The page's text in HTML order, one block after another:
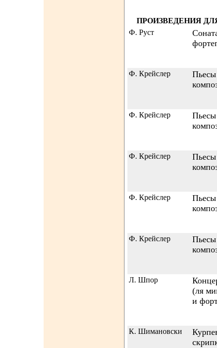
ПРОИЗВЕДЕНИЯ
Ф. Руст
Ф. Крейслер
Пьесы
Ф. Крейслер
Пьесы
Ф. Крейслер
Пьесы
Ф. Крейслер
Пьесы
Ф. Крейслер
Пьесы
Л. Шпор
(ля
и
К. Шимановски